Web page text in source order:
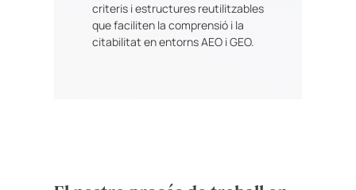
criteris i estructures reutilitzables
que faciliten la comprensió i la
citabilitat en entorns AEO i GEO.